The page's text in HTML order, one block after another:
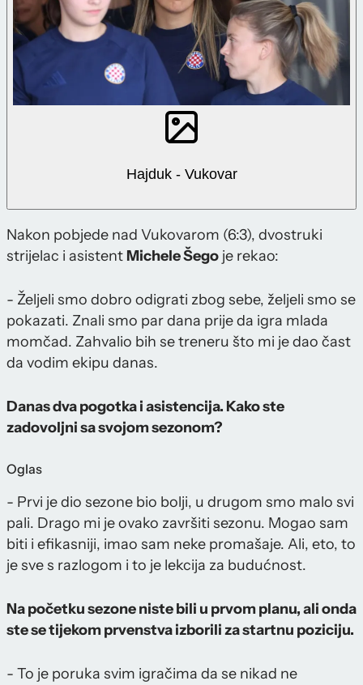
Hajduk - Vukovar
Nakon pobjede nad Vukovarom (6:3), dvostruki
strijelac i asistent Michele Šego je rekao:
- Željeli smo dobro odigrati zbog sebe, željeli smo se
pokazati. Znali smo par dana prije da igra mlada
momčad. Zahvalio bih se treneru što mi je dao čast
da vodim ekipu danas.
Danas dva pogotka i asistencija. Kako ste
zadovoljni sa svojom sezonom?
Oglas
- Prvi je dio sezone bio bolji, u drugom smo malo svi
pali. Drago mi je ovako završiti sezonu. Mogao sam
biti i efikasniji, imao sam neke promašaje. Ali, eto, to
je sve s razlogom i to je lekcija za budućnost.
Na početku sezone niste bili u prvom planu, ali onda
ste se tijekom prvenstva izborili za startnu poziciju.
- To je poruka svim igračima da se nikad ne